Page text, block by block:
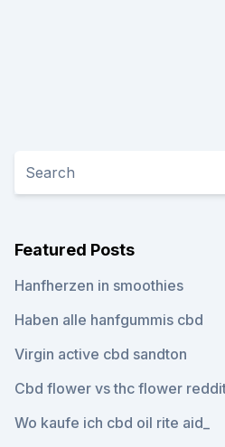
Featured Posts
Hanfherzen in smoothies
Haben alle hanfgummis cbd
Virgin active cbd sandton
Cbd flower vs thc flower
Wo kaufe ich cbd oil rite aid_